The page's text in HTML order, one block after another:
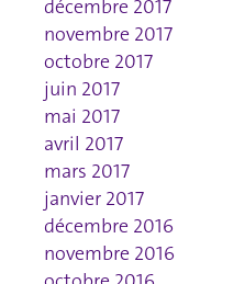
décembre 2017
novembre 2017
octobre 2017
juin 2017
mai 2017
avril 2017
mars 2017
janvier 2017
décembre 2016
novembre 2016